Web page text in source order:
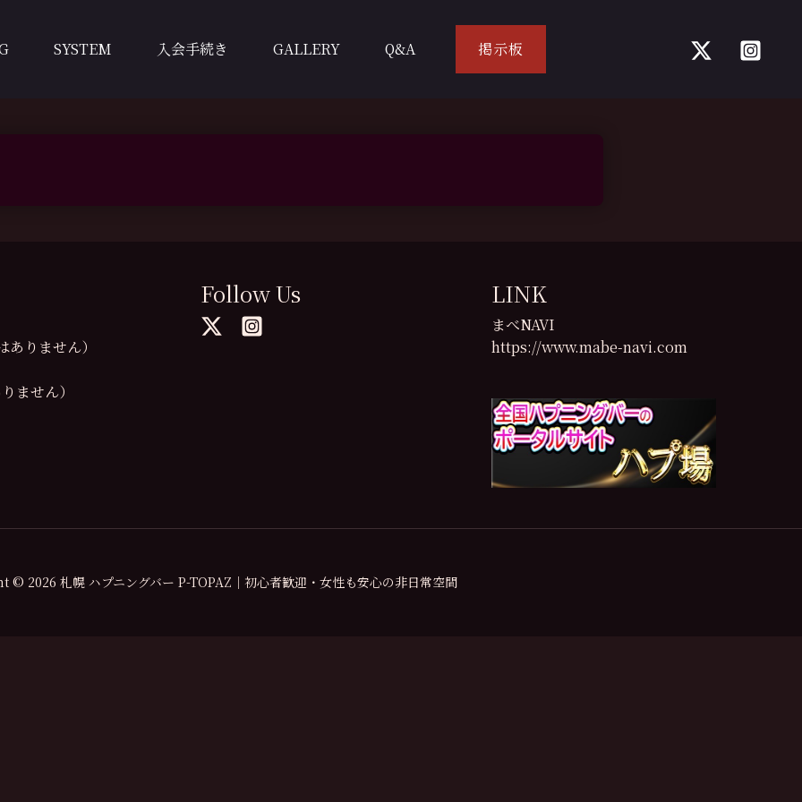
SYSTEM 入会手続き GALLERY Q&A 掲示板
りません）
ません）
Follow Us LINK
まべNAVI
https://www.mabe-navi.com
2026 札幌 ハプニングバー P-TOPAZ｜初心者歓迎・女性も安心の非日常空間